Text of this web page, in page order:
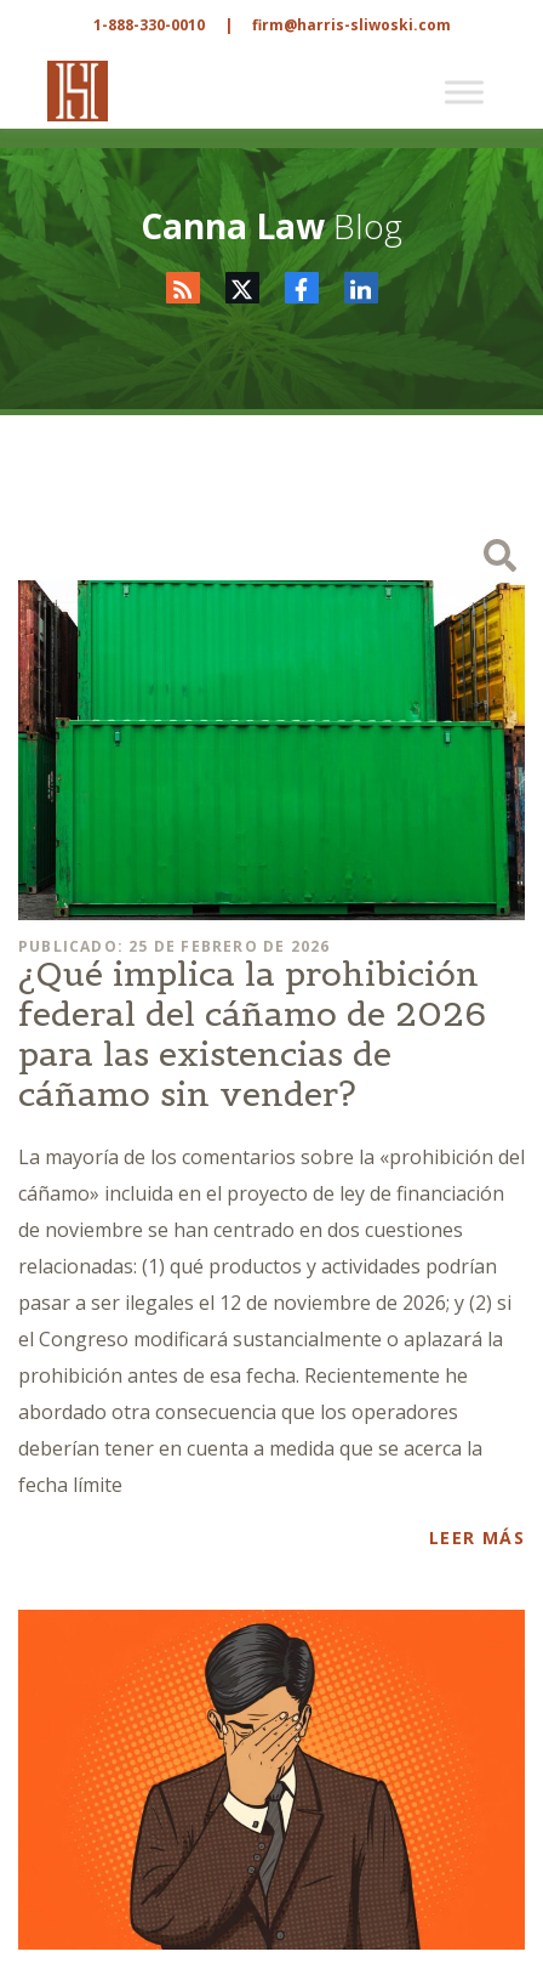
1-888-330-0010 | firm@harris-sliwoski.com
Canna LawBlog
PUBLICADO: 25 DE FEBRERO DE 2026
¿Qué implica la prohibición
federal del cáñamo de 2026
para las existencias de
cáñamo sin vender?
La mayoría de los comentarios sobre la «prohibición del
cáñamo» incluida en el proyecto de ley de financiación
de noviembre se han centrado en dos cuestiones
relacionadas: (1) qué productos y actividades podrían
pasar a ser ilegales el 12 de noviembre de 2026; y (2) si
el Congreso modificará sustancialmente o aplazará la
prohibición antes de esa fecha. Recientemente he
abordado otra consecuencia que los operadores
deberían tener en cuenta a medida que se acerca la
fecha límite
LEER MÁS